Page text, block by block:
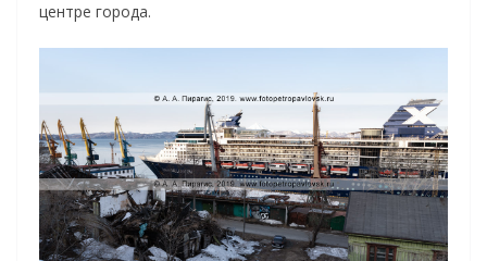
центре города.